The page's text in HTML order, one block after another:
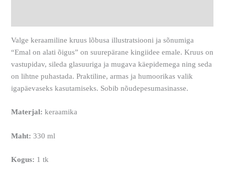
Valge keraamiline kruus lõbusa illustratsiooni ja sõnumiga
“Emal on alati õigus” on suurepärane kingiidee emale. Kruus on
vastupidav, sileda glasuuriga ja mugava käepidemega ning seda
on lihtne puhastada. Praktiline, armas ja humoorikas valik
igapäevaseks kasutamiseks. Sobib nõudepesumasinasse.
Materjal: keraamika
Maht: 330 ml
Kogus: 1 tk